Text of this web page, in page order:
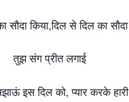
सौदा किया,दिल से दिल का सौदा
तुझ संग प्रीत लगाई
इस दिल को,प्यार करके हारी